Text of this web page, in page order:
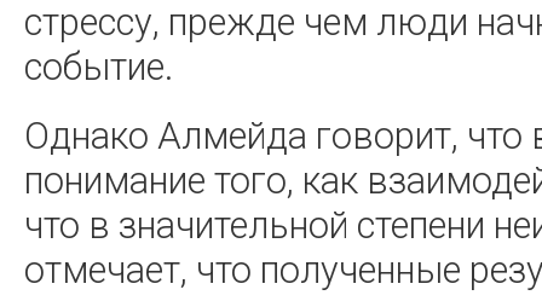
стрессу, прежде чем люди
событие.
Однако Алмейда говорит,
понимание того, как
что в значительной степени
отмечает, что полученные